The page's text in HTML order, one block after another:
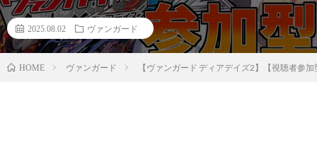
2025.08.02 ヴァンガード
HOME ヴァンガード 【ヴァンガード ディアデイズ2】【視聴者参